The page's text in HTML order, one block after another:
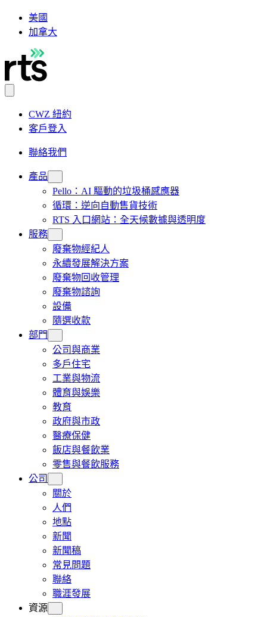
美國
加拿大
CWZ 紐約
客戶登入
聯絡我們
產品
Pello：AI 驅動的垃圾桶感應器
循環：逆向自動售貨技術
RTS 入口網站：全天候數據與透明度
服務
廢棄物經紀人
永續發展解決方案
廢棄物回收管理
廢棄物諮詢
設備
隨選收款
部門
公司與商業
多戶住宅
工業與物流
體育與娛樂
教育
政府與市政
醫療保健
飯店與餐飲業
零售與餐飲服務
公司
關於
人們
地點
新聞
新聞稿
常見問題
聯絡
職涯發展
資源